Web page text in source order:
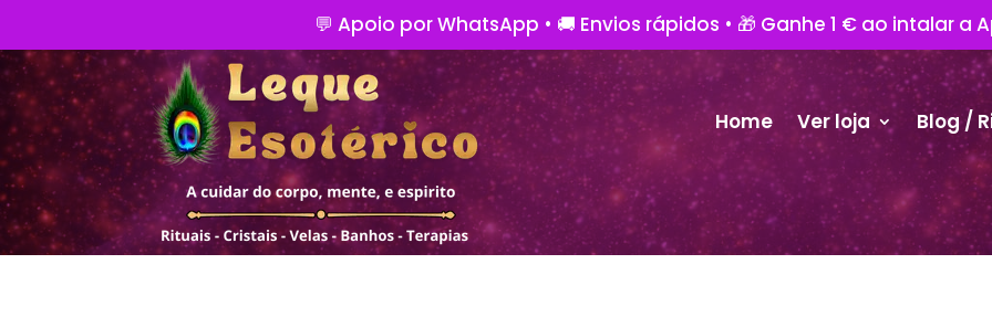
💬 Apoio por WhatsApp • 🚚 Envios rápidos • 🎁 Ganhe 1 € ao intalar a
Home Ver loja Blog /